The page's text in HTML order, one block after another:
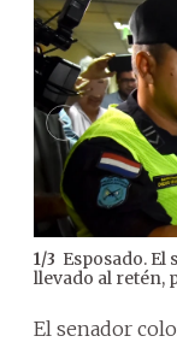
1/3 Esposado. El
llevado al retén,
El senador